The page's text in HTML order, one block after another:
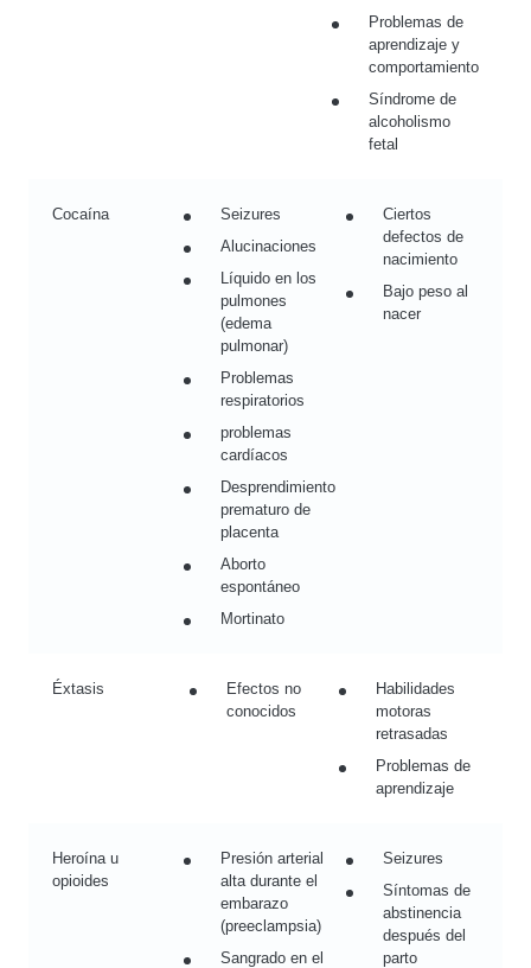
Problemas de
aprendizaje y
comportamiento
Síndrome de
alcoholismo
fetal
Cocaína
Seizures
Alucinaciones
Líquido en los
pulmones
(edema
pulmonar)
Problemas
respiratorios
problemas
cardíacos
Desprendimiento
prematuro de
placenta
Aborto
espontáneo
Mortinato
Ciertos
defectos de
nacimiento
Bajo peso al
nacer
Éxtasis
Efectos no
conocidos
Habilidades
motoras
retrasadas
Problemas de
aprendizaje
Heroína u
opioides
Presión arterial
alta durante el
embarazo
(preeclampsia)
Sangrado en el
Seizures
Síntomas de
abstinencia
después del
parto